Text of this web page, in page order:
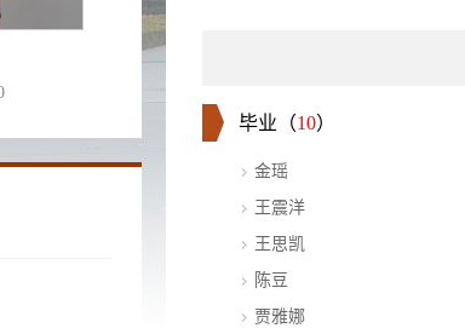
毕业（10）
金瑶
王震洋
王思凯
陈豆
贾雅娜